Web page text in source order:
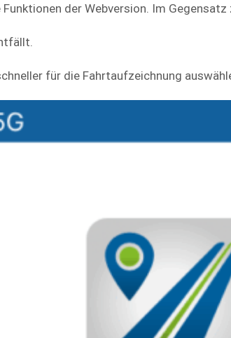
der Webversion. Im
für die Fahrtaufzeichnung